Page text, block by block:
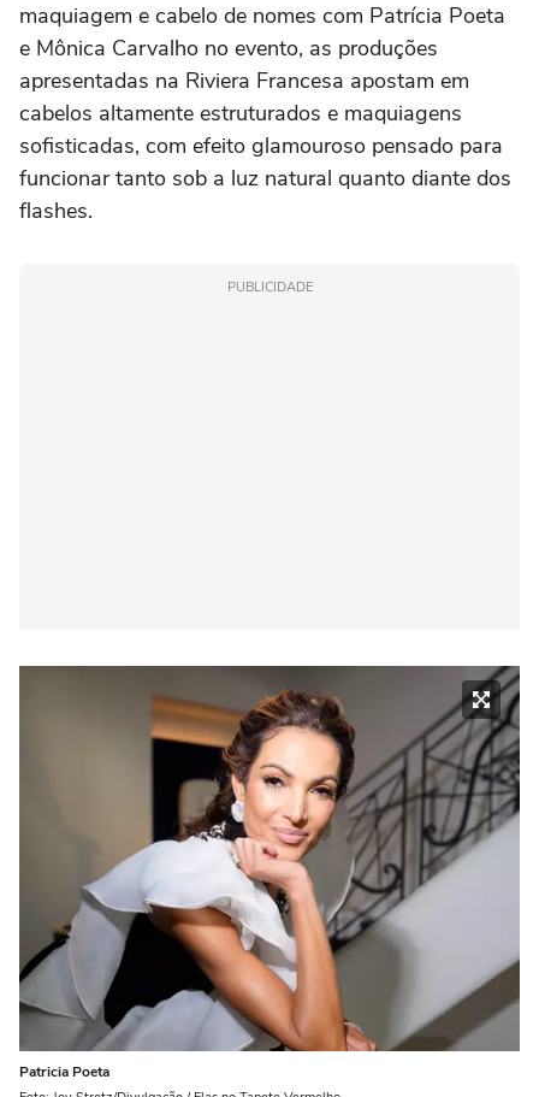
maquiagem e cabelo de nomes com Patrícia Poeta
e Mônica Carvalho no evento, as produções
apresentadas na Riviera Francesa apostam em
cabelos altamente estruturados e maquiagens
sofisticadas, com efeito glamouroso pensado para
funcionar tanto sob a luz natural quanto diante dos
flashes.
PUBLICIDADE
Patricia Poeta